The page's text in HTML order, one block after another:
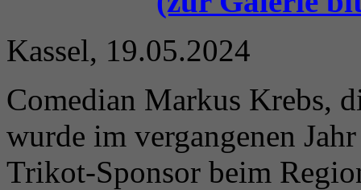
Kassel, 19.05.2024
Comedian Markus Krebs,
wurde im vergangenen
Trikot-Sponsor beim